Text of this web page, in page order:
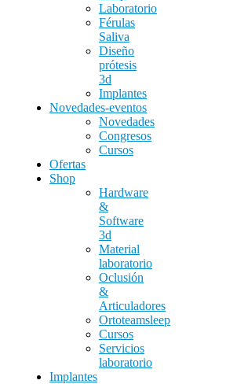
Laboratorio
Férulas
Saliva
Diseño
prótesis
3d
Implantes
Novedades-eventos
Novedades
Congresos
Cursos
Ofertas
Shop
Hardware
&
Software
3d
Material
laboratorio
Oclusión
&
Articuladores
Ortoteamsleep
Cursos
Servicios
laboratorio
Implantes